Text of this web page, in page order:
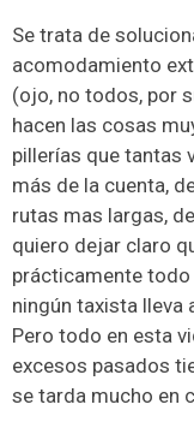
Se trata de
acomodamiento
(ojo, no todos, por
hacen las cosas
pillerías que tantas
más de la cuenta,
rutas mas largas,
quiero dejar claro
prácticamente
ningún taxista lleva
Pero todo en esta
excesos pasados
se tarda mucho en